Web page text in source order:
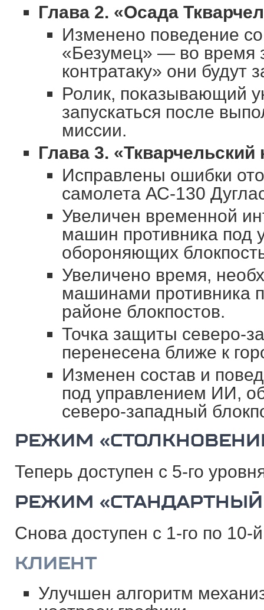
Глава 2. «Осада
Изменено поведение
«Безумец» — во время
контратаку» они будут
Ролик, показывающий
запускаться после
миссии.
Глава 3. «Ткварчельский
Исправлены ошибки
самолета АС-130
Увеличен временной
машин противника под
обороняющих
Увеличено время,
машинами противника
районе блокпостов.
Точка защиты северо-
перенесена ближе к
Изменен состав и
под управлением ИИ,
северо-западный
РЕЖИМ
Теперь доступен с 5-го
РЕЖИМ
Снова доступен с 1-го по 10-
КЛИЕНТ
Улучшен алгоритм